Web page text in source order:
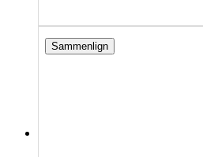
Sammenlign